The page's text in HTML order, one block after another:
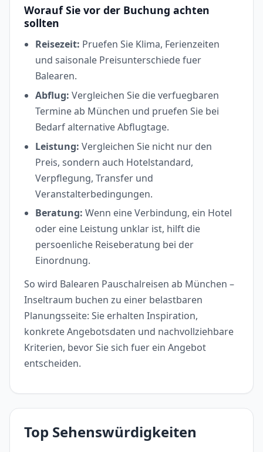
Worauf Sie vor der Buchung achten
sollten
Reisezeit: Pruefen Sie Klima, Ferienzeiten
und saisonale Preisunterschiede fuer
Balearen.
Abflug: Vergleichen Sie die verfuegbaren
Termine ab München und pruefen Sie bei
Bedarf alternative Abflugtage.
Leistung: Vergleichen Sie nicht nur den
Preis, sondern auch Hotelstandard,
Verpflegung, Transfer und
Veranstalterbedingungen.
Beratung: Wenn eine Verbindung, ein Hotel
oder eine Leistung unklar ist, hilft die
persoenliche Reiseberatung bei der
Einordnung.
So wird Balearen Pauschalreisen ab München –
Inseltraum buchen zu einer belastbaren
Planungsseite: Sie erhalten Inspiration,
konkrete Angebotsdaten und nachvollziehbare
Kriterien, bevor Sie sich fuer ein Angebot
entscheiden.
Top Sehenswürdigkeiten